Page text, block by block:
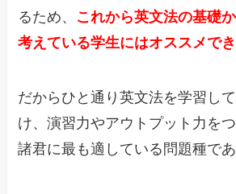
るため、 これから英文法の基礎
考えている学生にはオススメで
だからひと通り英文法を学習し
け、演習力やアウトプット力を
諸君に最も適している問題種であ